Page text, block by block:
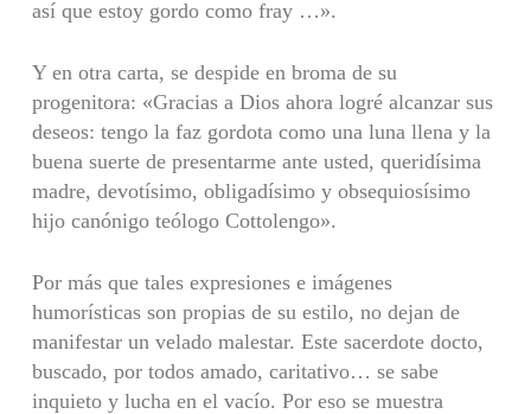
así que estoy gordo como fray …».
Y en otra carta, se despide en broma de su
progenitora: «Gracias a Dios ahora logré alcanzar sus
deseos: tengo la faz gordota como una luna llena y la
buena suerte de presentarme ante usted, queridísima
madre, devotísimo, obligadísimo y obsequiosísimo
hijo canónigo teólogo Cottolengo».
Por más que tales expresiones e imágenes
humorísticas son propias de su estilo, no dejan de
manifestar un velado malestar. Este sacerdote docto,
buscado, por todos amado, caritativo… se sabe
inquieto y lucha en el vacío. Por eso se muestra